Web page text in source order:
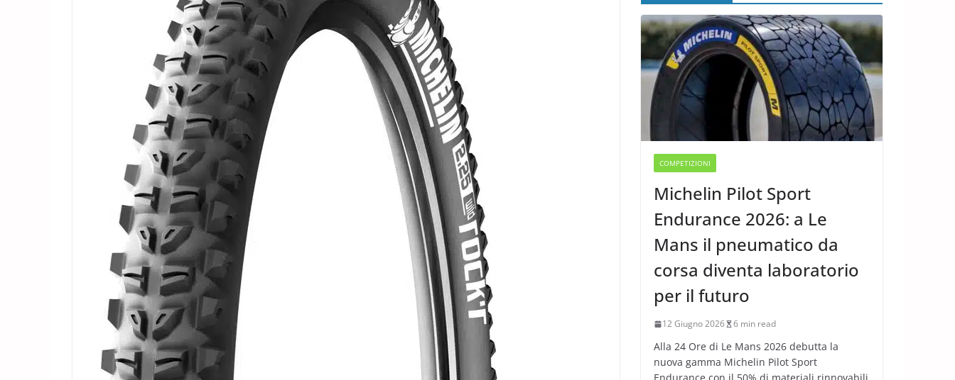
COMPETIZIONI
Michelin Pilot Sport
Endurance 2026: a Le
Mans il pneumatico da
corsa diventa laboratorio
per il futuro
12 Giugno 2026 6 min read
Alla 24 Ore di Le Mans 2026 debutta la
nuova gamma Michelin Pilot Sport